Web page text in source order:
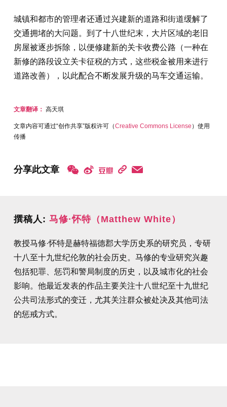
城镇和都市的管理者还通过兴建新的道路和街道缓解了
交通拥堵的大问题。到了十八世纪末，大片区域的老旧
房屋被逐步拆除，以便修建新的关卡收费公路（一种在
新修的路段设立关卡征税的方式，这些税金被用来进行
道路改善），以此配合不断发展升级的马车交通运输。
文章翻译： 高天琪
文章内容可通过“创作共享”版权许可（Creative Commons License ）使用
传播
分享此文章
撰稿人: 马修·怀特（Matthew White）
教授马修·怀特是赫特福德郡大学历史系的研究员，专研
十八至十九世纪伦敦的社会历史。马修的专业研究兴趣
包括犯罪、惩罚和警局制度的历史，以及城市化的社会
影响。他最近发表的作品主要关注十八世纪至十九世纪
公共司法形式的变迁，尤其关注群众被处决及其他司法
的惩戒方式。